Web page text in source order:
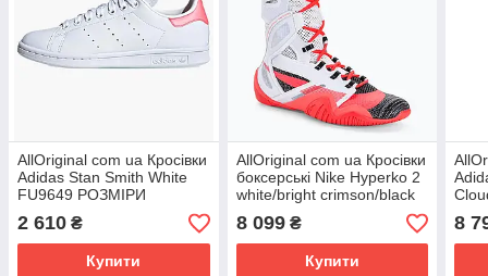
AllOriginal com ua Кросівки
Adidas Stan Smith White
FU9649 РОЗМІРИ
ЗАПИТУЙТЕ
2 610 ₴
Купити
AllOriginal com ua Кросівки
боксерські Nike Hyperko 2
white/bright crimson/black
РОЗМІРИ ЗАПИТУЙТЕ
8 099₴
Купити
8